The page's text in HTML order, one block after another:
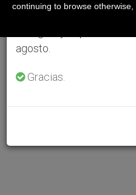
agosto.
Gracias.
continuing to browse